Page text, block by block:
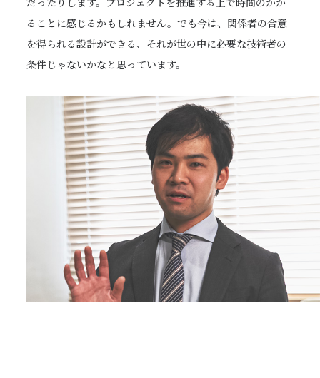
ることに感じるかもしれません。でも今は、関係者の合意
を得られる設計ができる、それが世の中に必要な技術者の
条件じゃないかなと思っています。